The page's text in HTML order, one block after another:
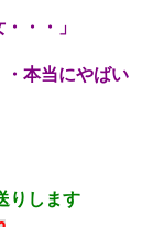
・・」
本当にやばい
りします